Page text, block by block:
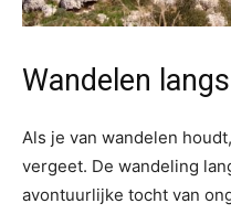
Wandelen
Als je van wandelen
vergeet. De wandeling
avontuurlijke tocht van